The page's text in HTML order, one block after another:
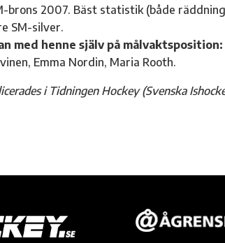
brons 2007. Bäst statistik (både
SM-silver.
med henne själv på målvaktsposition:
Emma Nordin, Maria Rooth.
i Tidningen Hockey (Svenska